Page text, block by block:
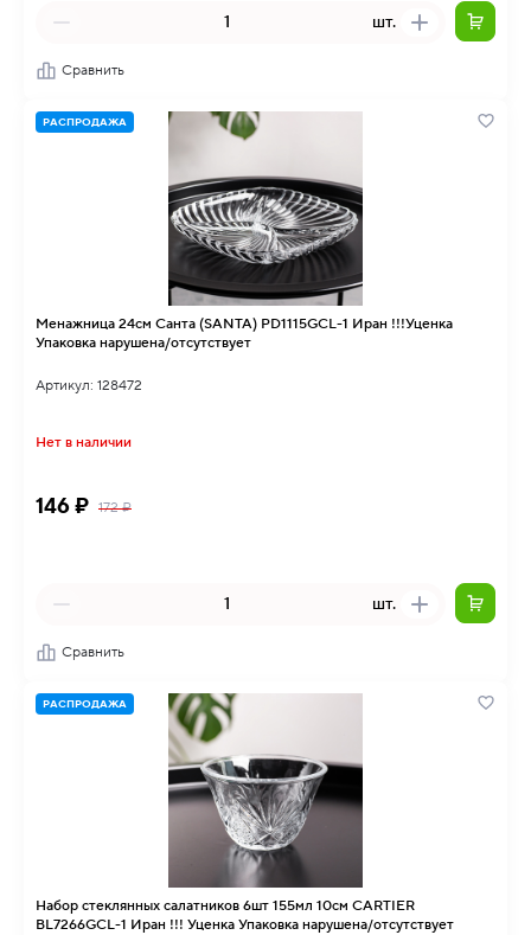
шт.
Сравнить
РАСПРОДАЖА
Менажница 24см Санта (SANTA) PD1115GCL-1 Иран !!!Уценка
Упаковка нарушена/отсутствует
Артикул: 128472
Нет в наличии
146 ₽ 172 ₽
шт.
Сравнить
РАСПРОДАЖА
Набор стеклянных салатников 6шт 155мл 10см CARTIER
BL7266GCL-1 Иран !!! Уценка Упаковка нарушена/отсутствует